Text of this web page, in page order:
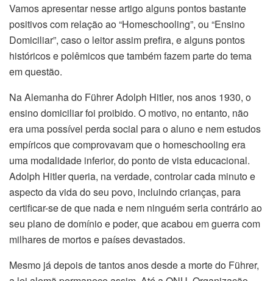
Vamos apresentar nesse artigo alguns pontos bastante
positivos com relação ao “Homeschooling”, ou “Ensino
Domiciliar”, caso o leitor assim prefira, e alguns pontos
históricos e polêmicos que também fazem parte do tema
em questão.
Na Alemanha do Führer Adolph Hitler, nos anos 1930, o
ensino domiciliar foi proibido. O motivo, no entanto, não
era uma possível perda social para o aluno e nem estudos
empíricos que comprovavam que o homeschooling era
uma modalidade inferior, do ponto de vista educacional.
Adolph Hitler queria, na verdade, controlar cada minuto e
aspecto da vida do seu povo, incluindo crianças, para
certificar-se de que nada e nem ninguém seria contrário ao
seu plano de domínio e poder, que acabou em guerra com
milhares de mortos e países devastados.
Mesmo já depois de tantos anos desde a morte do Führer,